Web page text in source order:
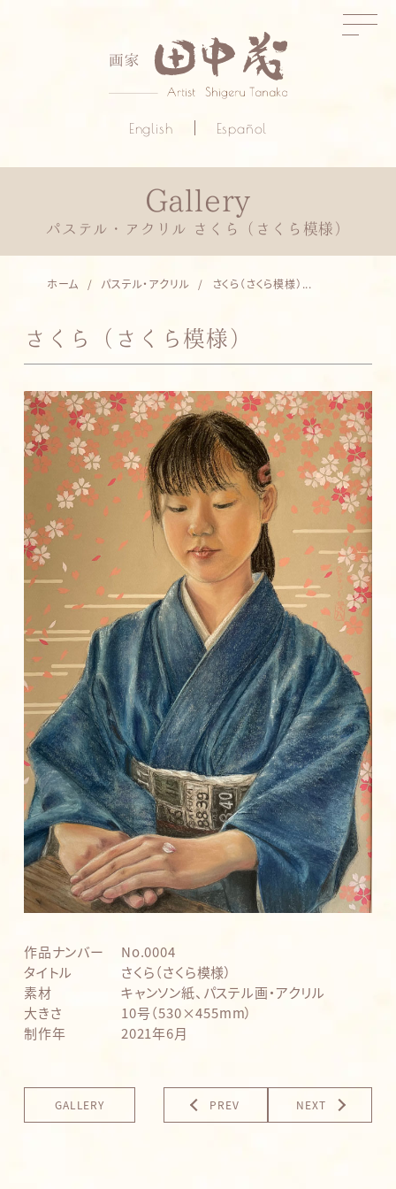
English Español
パステル・アクリル さくら（さくら模様）
ホーム パステル・アクリル さくら（さくら模様）...
さくら（さくら模様）
作品ナンバー
No.0004
タイトル
さくら（さくら模様）
素材
キャンソン紙、パステル画・アクリル
大きさ
10号（530×455mm）
制作年
2021年6月
PREV NEXT
GALLERY